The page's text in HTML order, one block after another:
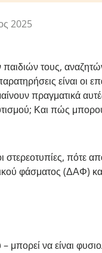
2025
τους,
είναι οι
πραγματικά
Και πώς
στερεοτυπίες, πότε
φάσματος (ΔΑΦ)
μπορεί να είναι